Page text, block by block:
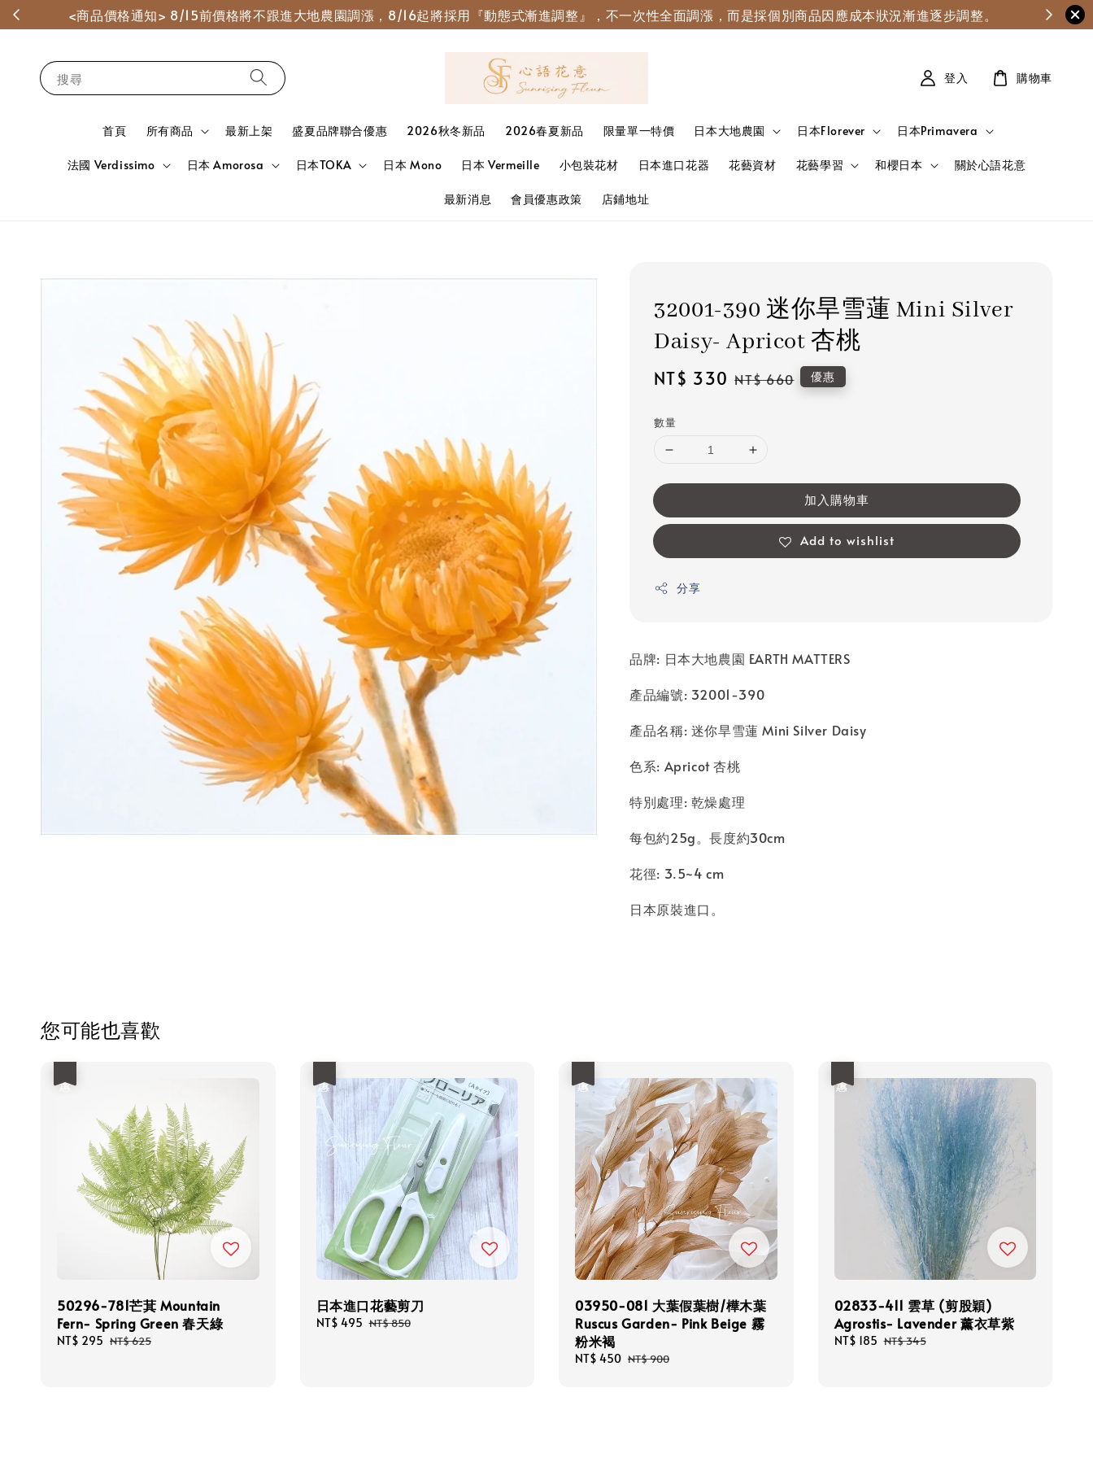
<商品價格通知> 8/15前價格將不跟進大地農園調漲，8/16起將採用『動態式漸進調整』，不一次性全面調漲，而是採個別商品因應成本狀況漸進逐步調整。
搜尋
首頁 所有商品 最新上架 盛夏品牌聯合優惠 2026秋冬新品 2026春夏新品 限量單一特價 日本大地農園 日本Florever 日本Primavera
法國 Verdissimo 日本 Amorosa 日本TOKA 日本 Mono 日本 Vermeille 小包裝花材 日本進口花器 花藝資材 花藝學習 和櫻日本 關於心語花意
最新消息 會員優惠政策 店鋪地址
登入 購物車
32001-390 迷你旱雪蓮 Mini Silver
Daisy- Apricot 杏桃
Sale
NT$ 330 Regular
NT$ 660 優惠
數量
加入購物車
Add to wishlist
分享
品牌: 日本大地農園 EARTH MATTERS
產品編號: 32001-390
產品名稱: 迷你旱雪蓮 Mini Silver Daisy
色系: Apricot 杏桃
特別處理: 乾燥處理
每包約25g。長度約30cm
花徑: 3.5~4 cm
日本原裝進口。
您可能也喜歡
50296-781芒萁 Mountain
Fern- Spring Green 春天綠
Sale
NT$ 295 Regular
NT$ 625
日本進口花藝剪刀
Sale
NT$ 495 Regular
NT$ 850
03950-081 大葉假葉樹/樺木葉
Ruscus Garden- Pink Beige 霧
粉米褐
Sale
NT$ 450 Regular
NT$ 900
02833-411 雲草 (剪股穎)
Agrostis- Lavender 薰衣草紫
Sale
NT$ 185 Regular
NT$ 345